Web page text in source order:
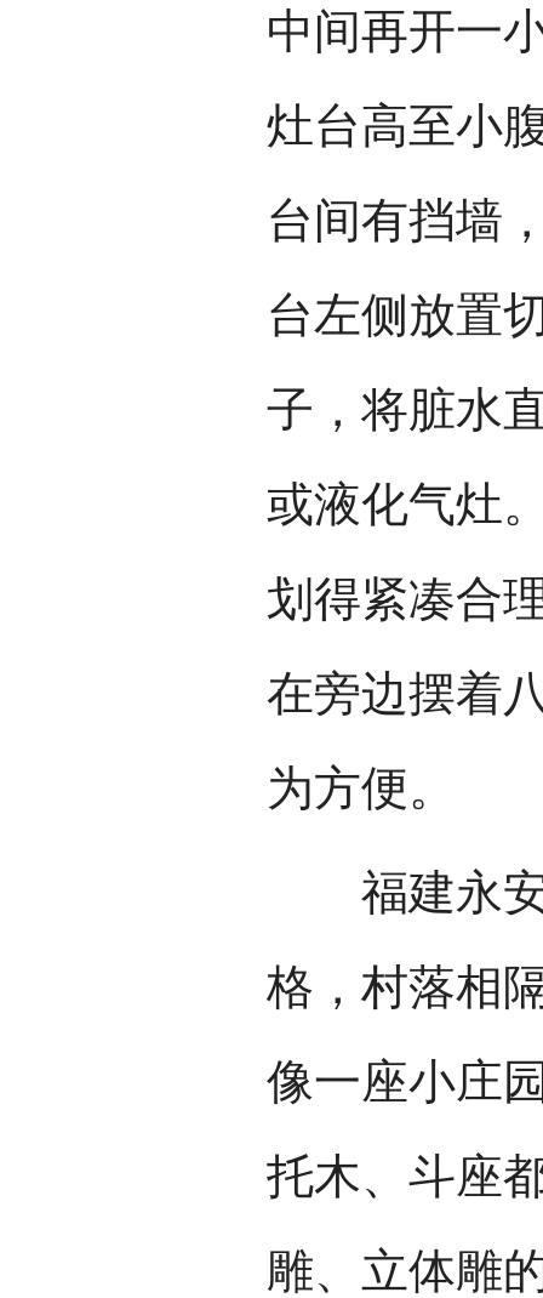
中间再开一
灶台高至小
台间有挡墙
台左侧放置
子，将脏水
或液化气灶
划得紧凑合
在旁边摆着
为方便。
福建永安
格，村落相
像一座小庄
托木、斗座
雕、立体雕